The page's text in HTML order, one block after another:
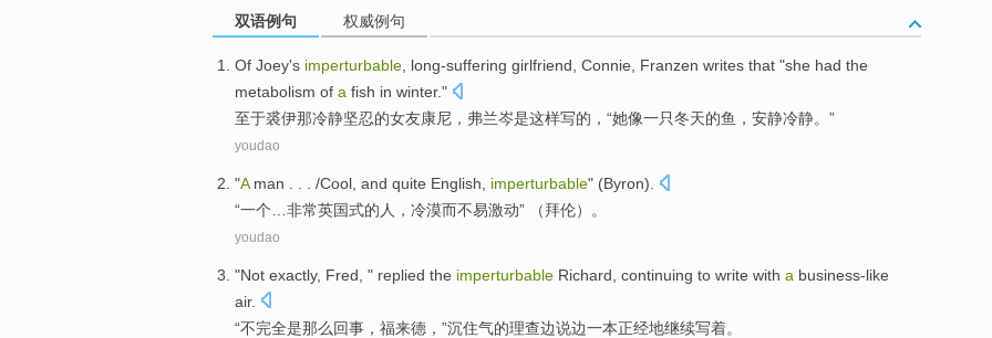
双语例句 权威例句
Of Joey's imperturbable long-suffering girlfriend Connie Franzen writes that "she had the
metabolism of a fish in winter."
至于裘伊那冷静坚忍的女友康尼 ，弗兰岑是这样写的，“她像一只冬天的鱼 ，安静冷静。”
youdao
"A man . . . /Cool, and quite English, imperturbable" (Byron).
“一个 非常英国式的 人 ，冷漠而不易激动” （拜伦）。
youdao
"Not exactly, Fred, " replied the imperturbable Richard continuing to write with a business-like
air.
“不完全是那么回事，福来德，”沉住气的理查边说边一本正经地继续写着。